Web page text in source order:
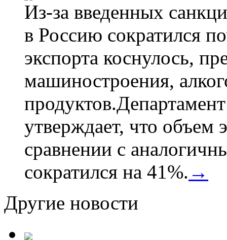
Из-за введенных
в Россию сократился
экспорта коснулось,
машиностроения,
утверждает, что объем
сравнении с
сократился на 41%. →
Другие новости